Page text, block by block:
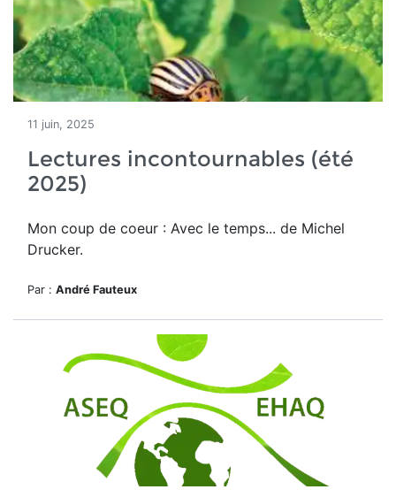
11 juin, 2025
Lectures incontournables (été
2025)
Mon coup de coeur : Avec le temps... de Michel
Drucker.
Par : André Fauteux